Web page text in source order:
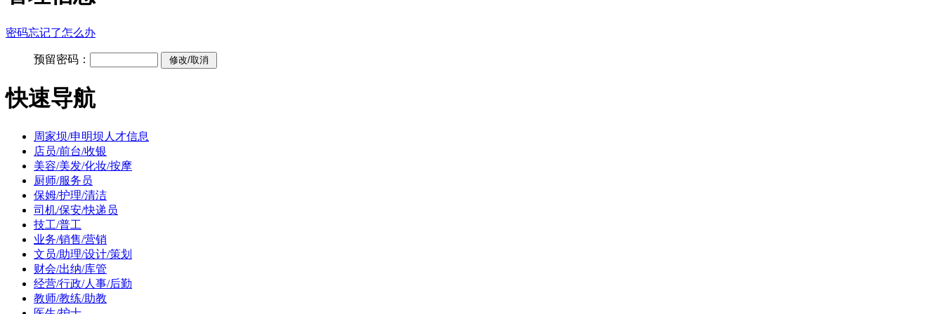
密码忘记了怎么办
预留密码：
快速导航
周家坝/申明坝人才信息
店员/前台/收银
美容/美发/化妆/按摩
厨师/服务员
保姆/护理/清洁
司机/保安/快递员
技工/普工
业务/销售/营销
文员/助理/设计/策划
财会/出纳/库管
经营/行政/人事/后勤
教师/教练/助教